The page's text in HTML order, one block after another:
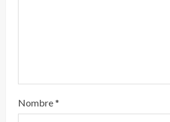
Nombre*